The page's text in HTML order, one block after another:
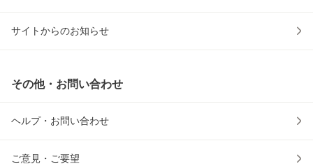
サイトからのお知らせ
その他・お問い合わせ
ヘルプ・お問い合わせ
ご意見・ご要望